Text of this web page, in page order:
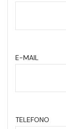
E-MAIL
TELEFONO